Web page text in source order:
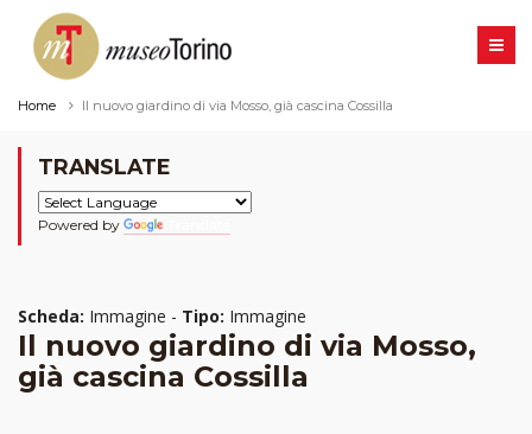
Home Il nuovo giardino di via Mosso, già cascina Cossilla
TRANSLATE
Powered by
Scheda: Immagine - Tipo: Immagine
Il nuovo giardino di via Mosso,
già cascina Cossilla